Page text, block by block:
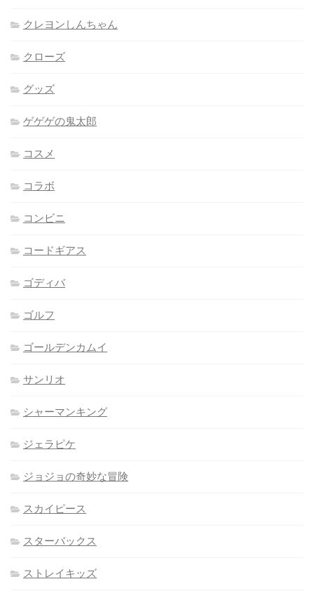
クレヨンしんちゃん
クローズ
グッズ
ゲゲゲの鬼太郎
コスメ
コラボ
コンビニ
コードギアス
ゴディバ
ゴルフ
ゴールデンカムイ
サンリオ
シャーマンキング
ジェラピケ
ジョジョの奇妙な冒険
スカイピース
スターバックス
ストレイキッズ